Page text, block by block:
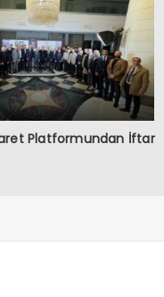
Platformundan İftar